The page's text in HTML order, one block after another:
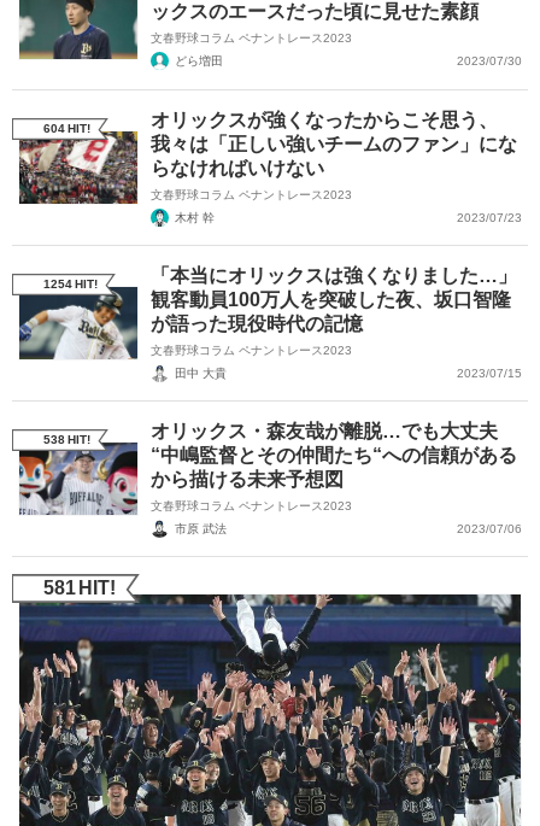
ックスのエースだった頃に見せた素顔
文春野球コラム ペナントレース2023
どら増田
2023/07/30
604HIT!
オリックスが強くなったからこそ思う、
我々は「正しい強いチームのファン」にな
らなければいけない
文春野球コラム ペナントレース2023
木村 幹
2023/07/23
1254HIT!
「本当にオリックスは強くなりました…」
観客動員100万人を突破した夜、坂口智隆
が語った現役時代の記憶
文春野球コラム ペナントレース2023
田中 大貴
2023/07/15
538HIT!
オリックス・森友哉が離脱…でも大丈夫
“中嶋監督とその仲間たち“への信頼がある
から描ける未来予想図
文春野球コラム ペナントレース2023
市原 武法
2023/07/06
581 HIT!